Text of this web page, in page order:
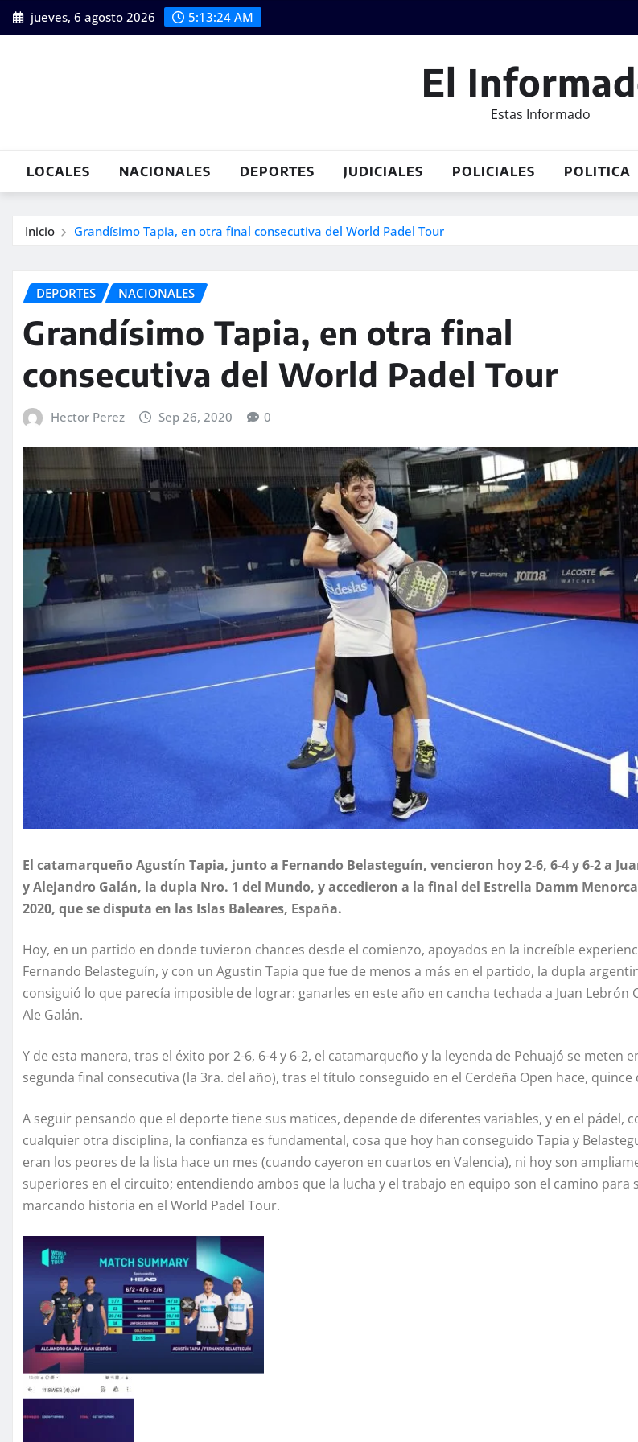
Saltar
al
jueves, 6 agosto 2026 5:13:26 AM
El
Estas Informado
LOCALES NACIONALES DEPORTES JUDICIALES POLICIALES POLITICA
Inicio Grandísimo Tapia, en otra final consecutiva del World Padel Tour
DEPORTES NACIONALES
Grandísimo Tapia, en otra final
consecutiva del World Padel Tour
Hector Perez Sep 26, 2020 0
El catamarqueño Agustín Tapia, junto a Fernando Belasteguín, vencieron hoy 2-6, 6-4 y 6-2 a
y Alejandro Galán, la dupla Nro. 1 del Mundo, y accedieron a la final del Estrella Damm
2020, que se disputa en las Islas Baleares, España.
Hoy, en un partido en donde tuvieron chances desde el comienzo, apoyados en la increíble
Fernando Belasteguín, y con un Agustin Tapia que fue de menos a más en el partido, la dupla
consiguió lo que parecía imposible de lograr: ganarles en este año en cancha techada a Juan Lebrón
Ale Galán.
Y de esta manera, tras el éxito por 2-6, 6-4 y 6-2, el catamarqueño y la leyenda de Pehuajó se meten
segunda final consecutiva (la 3ra. del año), tras el título conseguido en el Cerdeña Open hace, quince
A seguir pensando que el deporte tiene sus matices, depende de diferentes variables, y en el pádel,
cualquier otra disciplina, la confianza es fundamental, cosa que hoy han conseguido Tapia y
eran los peores de la lista hace un mes (cuando cayeron en cuartos en Valencia), ni hoy son
superiores en el circuito; entendiendo ambos que la lucha y el trabajo en equipo son el camino para
marcando historia en el World Padel Tour.